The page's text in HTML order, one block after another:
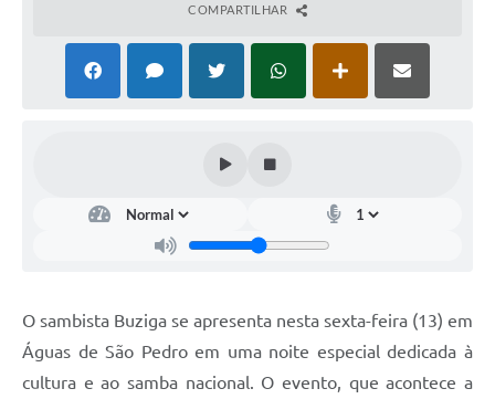
COMPARTILHAR
O sambista Buziga se apresenta nesta sexta-feira (13) em
Águas de São Pedro em uma noite especial dedicada à
cultura e ao samba nacional. O evento, que acontece a